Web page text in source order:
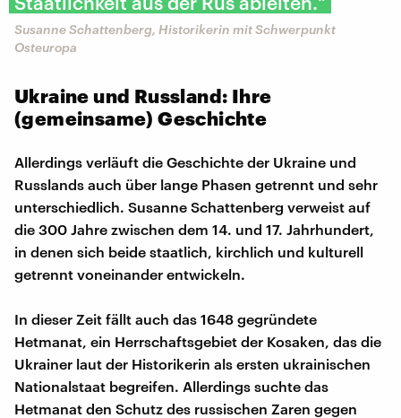
Susanne Schattenberg, Historikerin mit Schwerpunkt
Osteuropa
Ukraine und Russland: Ihre
(gemeinsame) Geschichte
Allerdings verläuft die Geschichte der Ukraine und
Russlands auch über lange Phasen getrennt und sehr
unterschiedlich. Susanne Schattenberg verweist auf
die 300 Jahre zwischen dem 14. und 17. Jahrhundert,
in denen sich beide staatlich, kirchlich und kulturell
getrennt voneinander entwickeln.
In dieser Zeit fällt auch das 1648 gegründete
Hetmanat, ein Herrschaftsgebiet der Kosaken, das die
Ukrainer laut der Historikerin als ersten ukrainischen
Nationalstaat begreifen. Allerdings suchte das
Hetmanat den Schutz des russischen Zaren gegen